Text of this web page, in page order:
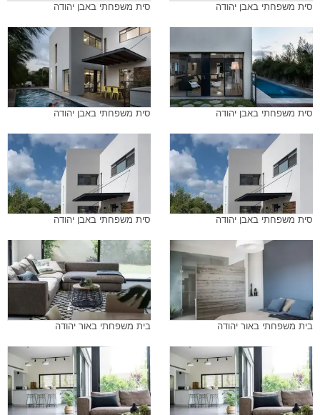
סית משפחתי באבן יהודה סית משפחתי באבן יהודה
סית משפחתי באבן יהודה סית משפחתי באבן יהודה
סית משפחתי באבן יהודה סית משפחתי באבן יהודה
בית משפחתי באור יהודה בית משפחתי באור יהודה